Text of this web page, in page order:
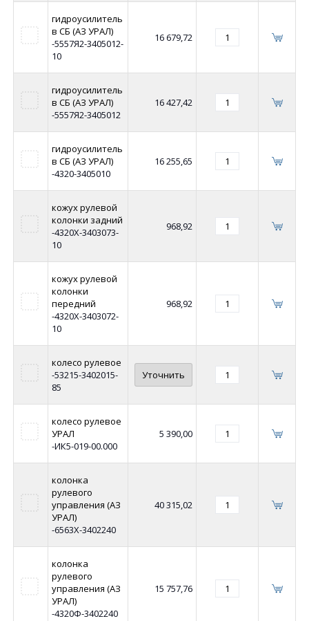
гидроусилитель
в СБ (АЗ УРАЛ)
-5557Я2-3405012-
10
16 679,72
гидроусилитель
в СБ (АЗ УРАЛ)
-5557Я2-3405012
16 427,42
гидроусилитель
в СБ (АЗ УРАЛ)
-4320-3405010
16 255,65
кожух рулевой
колонки задний
-4320Х-3403073-
10
968,92
кожух рулевой
колонки
передний
-4320Х-3403072-
10
968,92
колесо рулевое
-53215-3402015-
85
Уточнить
колесо рулевое
УРАЛ
-ИК5-019-00.000
5 390,00
колонка
рулевого
управления (АЗ
УРАЛ)
-6563Х-3402240
40 315,02
колонка
рулевого
управления (АЗ
УРАЛ)
-4320Ф-3402240
15 757,76